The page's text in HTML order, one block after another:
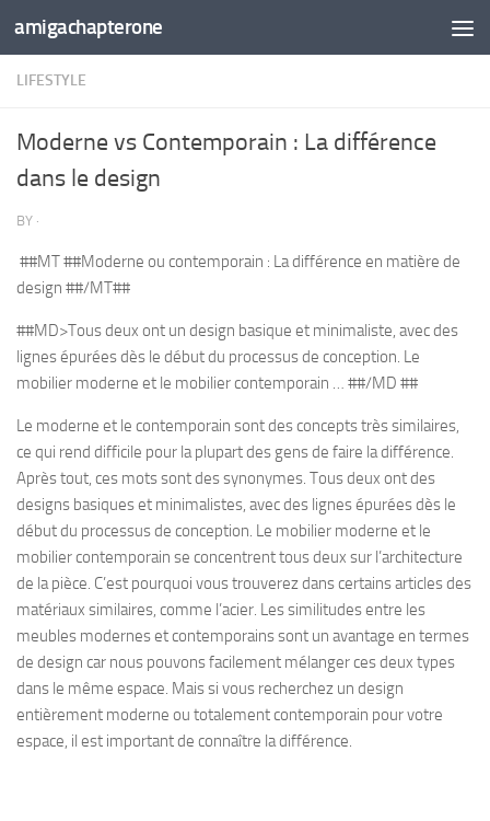
Skip to content
amigachapterone
LIFESTYLE
Moderne vs Contemporain : La différence
dans le design
BY ·
##MT ##Moderne ou contemporain : La différence en matière de
design ##/MT##
##MD>Tous deux ont un design basique et minimaliste, avec des
lignes épurées dès le début du processus de conception. Le
mobilier moderne et le mobilier contemporain … ##/MD ##
Le moderne et le contemporain sont des concepts très similaires,
ce qui rend difficile pour la plupart des gens de faire la différence.
Après tout, ces mots sont des synonymes. Tous deux ont des
designs basiques et minimalistes, avec des lignes épurées dès le
début du processus de conception. Le mobilier moderne et le
mobilier contemporain se concentrent tous deux sur l’architecture
de la pièce. C’est pourquoi vous trouverez dans certains articles des
matériaux similaires, comme l’acier. Les similitudes entre les
meubles modernes et contemporains sont un avantage en termes
de design car nous pouvons facilement mélanger ces deux types
dans le même espace. Mais si vous recherchez un design
entièrement moderne ou totalement contemporain pour votre
espace, il est important de connaître la différence.